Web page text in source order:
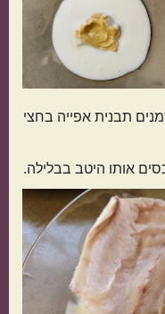
מעלות. משמנים תבנית אפייה בחצי
אותו היטב בבלילה.
פרסי
בתקציב נמוך